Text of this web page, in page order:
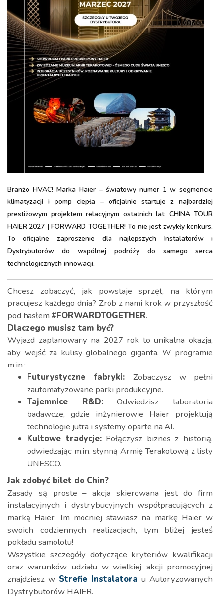
Branżo HVAC! Marka Haier – światowy numer 1 w segmencie
klimatyzacji i pomp ciepła – oficjalnie startuje z najbardziej
prestiżowym projektem relacyjnym ostatnich lat: CHINA TOUR
HAIER 2027 | FORWARD TOGETHER! To nie jest zwykły konkurs.
To oficjalne zaproszenie dla najlepszych Instalatorów i
Dystrybutorów do wspólnej podróży do samego serca
technologicznych innowacji.
Chcesz zobaczyć, jak powstaje sprzęt, na którym
pracujesz każdego dnia? Zrób z nami krok w przyszłość
pod hasłem #FORWARDTOGETHER.
Dlaczego musisz tam być?
Wyjazd zaplanowany na 2027 rok to unikalna okazja,
aby wejść za kulisy globalnego giganta. W programie
m.in.:
Futurystyczne fabryki: Zobaczysz w pełni
zautomatyzowane parki produkcyjne.
Tajemnice R&D:Odwiedzisz laboratoria
badawcze, gdzie inżynierowie Haier projektują
technologie jutra i systemy oparte na AI.
Kultowe tradycje:Połączysz biznes z historią,
odwiedzając m.in. słynną Armię Terakotową z listy
UNESCO.
Jak zdobyć bilet do Chin?
Zasady są proste – akcja skierowana jest do firm
instalacyjnych i dystrybucyjnych współpracujących z
marką Haier. Im mocniej stawiasz na markę Haier w
swoich codziennych realizacjach, tym bliżej jesteś
pokładu samolotu!
Wszystkie szczegóły dotyczące kryteriów kwalifikacji
oraz warunków udziału w wielkiej akcji promocyjnej
znajdziesz w Strefie Instalatora u Autoryzowanych
Dystrybutorów HAIER.